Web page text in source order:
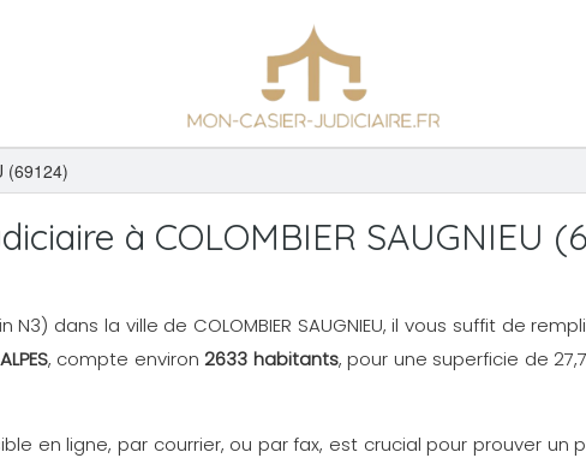
(69124)
à COLOMBIER SAUGNIEU
dans la ville de COLOMBIER SAUGNIEU, il vous suffit de
, compte environ 2633 habitants, pour une superficie de
en ligne, par courrier, ou par fax, est crucial pour prouver